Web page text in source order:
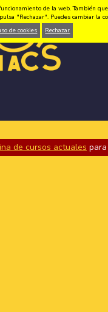
de cursos actuales
de la web. También
"Rechazar". Puedes cambiar la
de cookies
Rechazar